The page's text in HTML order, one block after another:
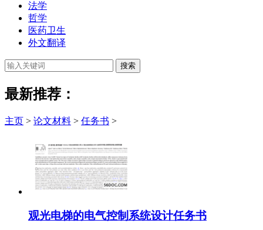
法学
哲学
医药卫生
外文翻译
搜索
最新推荐：
主页 > 论文材料 > 任务书 >
观光电梯的电气控制系统设计任务书